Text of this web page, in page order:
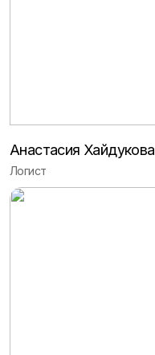
Анастасия Хайдукова
Логист